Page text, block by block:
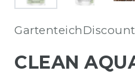
GartenteichDiscount
CLEAN